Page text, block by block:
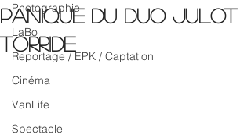
Photographie
LaBo
Reportage / EPK / Captation
Cinéma
VanLife
Spectacle
Panique du duo Julot
Torride